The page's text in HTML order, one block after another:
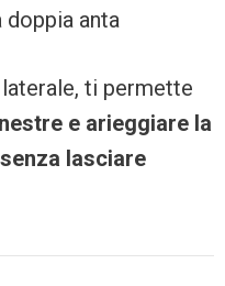
doppia anta
ti permette
e arieggiare la
lasciare